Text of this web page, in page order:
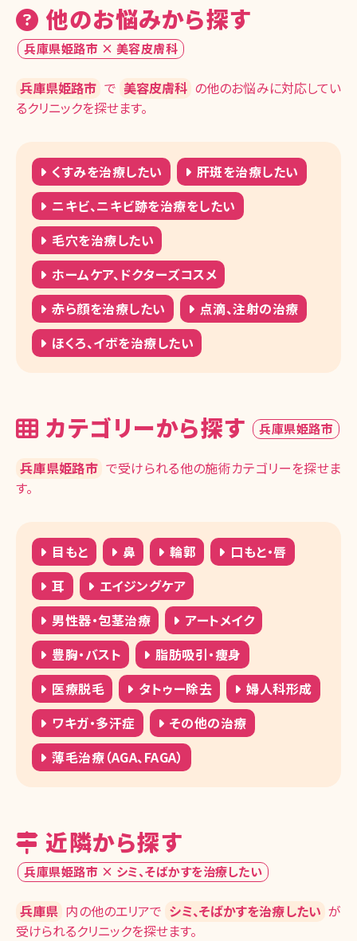
他のお悩みから探す
兵庫県姫路市 × 美容皮膚科
兵庫県姫路市 で 美容皮膚科 の他のお悩みに対応してい
るクリニックを探せます。
くすみを治療したい
肝斑を治療したい
ニキビ、ニキビ跡を治療をしたい
毛穴を治療したい
ホームケア、ドクターズコスメ
赤ら顔を治療したい
点滴、注射の治療
ほくろ、イボを治療したい
カテゴリーから探す 兵庫県姫路市
兵庫県姫路市 で受けられる他の施術カテゴリーを探せま
す。
目もと 鼻 輪郭
口もと・唇
耳
エイジングケア
男性器・包茎治療
アートメイク
豊胸・バスト
脂肪吸引・痩身
医療脱毛
タトゥー除去
婦人科形成
ワキガ・多汗症
その他の治療
薄毛治療（AGA、FAGA）
近隣から探す
兵庫県姫路市 × シミ、そばかすを治療したい
兵庫県 内の他のエリアで シミ、そばかすを治療したい が
受けられるクリニックを探せます。